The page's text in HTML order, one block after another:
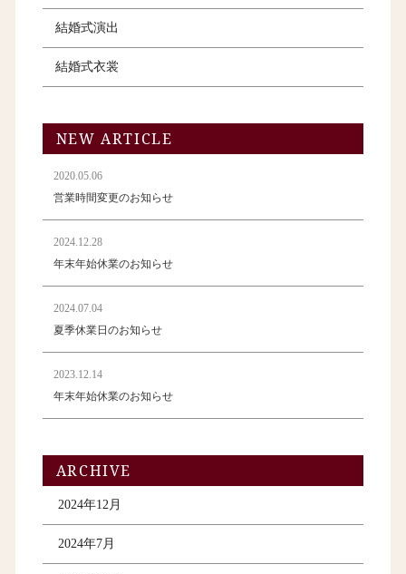
結婚式演出
結婚式衣裳
NEW ARTICLE
2020.05.06
営業時間変更のお知らせ
2024.12.28
年末年始休業のお知らせ
2024.07.04
夏季休業日のお知らせ
2023.12.14
年末年始休業のお知らせ
ARCHIVE
2024年12月
2024年7月